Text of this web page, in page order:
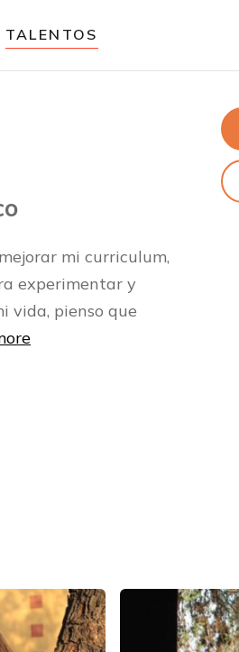
TALENTOS
mi curriculum,
experimentar y
vida, pienso que